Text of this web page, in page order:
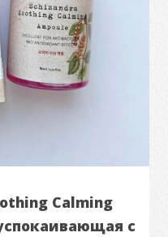
Calming
с